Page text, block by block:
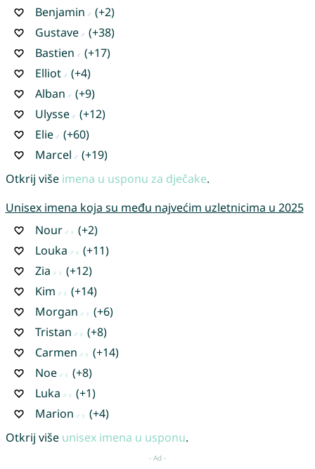
Benjamin
(+2)
Gustave
(+38)
Bastien
(+17)
Elliot
(+4)
Alban
(+9)
Ulysse
(+12)
Elie
(+60)
Marcel
(+19)
Otkrij više imena u usponu za dječake.
Unisex imena koja su među najvećim uzletnicima u 2025
Nour
(+2)
Louka
(+11)
Zia
(+12)
Kim
(+14)
Morgan
(+6)
Tristan
(+8)
Carmen
(+14)
Noe
(+8)
Luka
(+1)
Marion
(+4)
Otkrij više unisex imena u usponu.